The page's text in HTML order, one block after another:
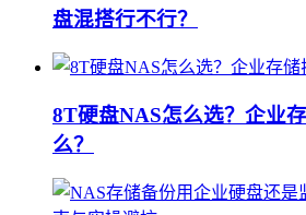
盘混搭行不行？
8T硬盘NAS怎么选？企业
么？